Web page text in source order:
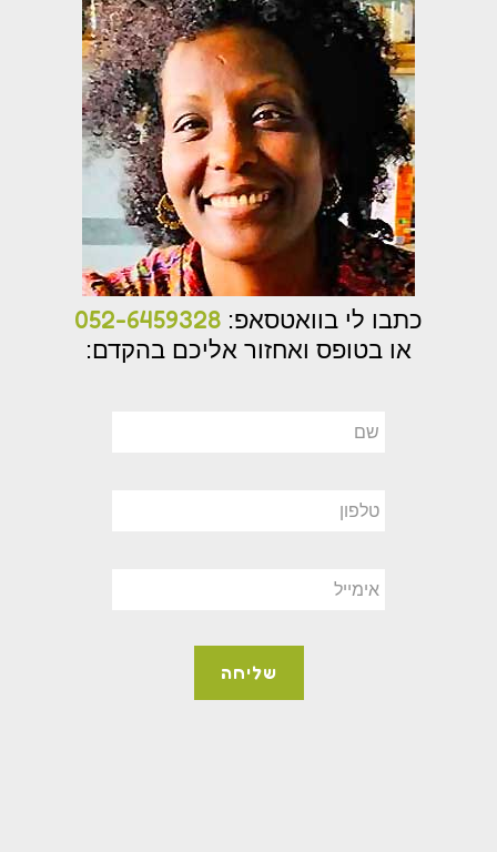
כתבו לי בוואטסאפ: 052-6459328
או בטופס ואחזור אליכם בהקדם: